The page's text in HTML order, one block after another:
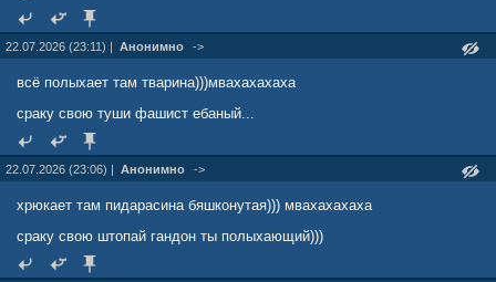
22.07.2026 (23:11) | Анонимно ->
всё полыхает там тварина)))мвахахахаха
сраку свою туши фашист ебаный...
22.07.2026 (23:06) | Анонимно ->
хрюкает там пидарасина бяшконутая))) мвахахахаха
сраку свою штопай гандон ты полыхающий)))